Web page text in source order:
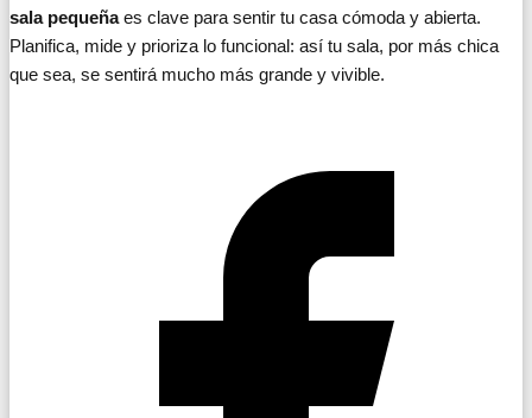
sala pequeñaes clave para sentir tu casa cómoda y abierta.
Planifica, mide y prioriza lo funcional: así tu sala, por más chica
que sea, se sentirá mucho más grande y vivible.